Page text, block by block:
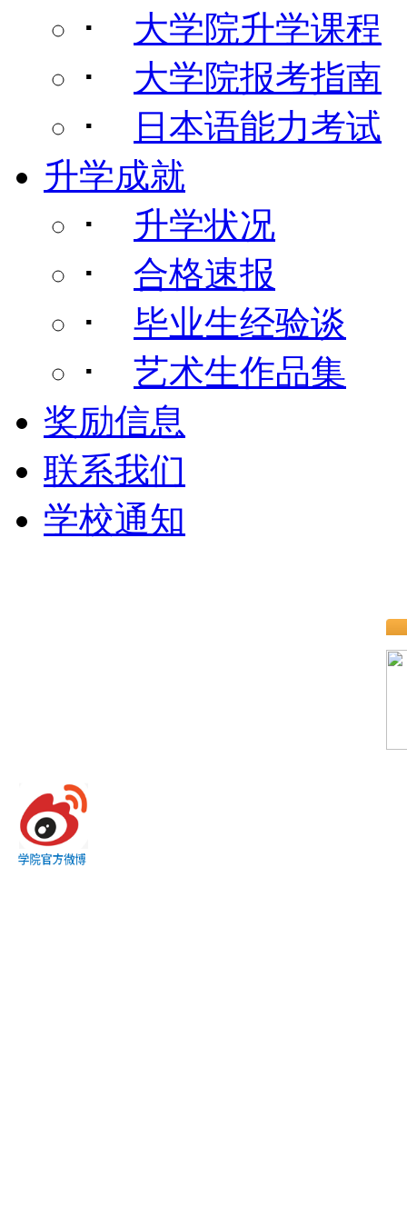
･ 大学院升学课程
･ 大学院报考指南
･
日本语能力考试
升学成就
･ 升学状况
･ 合格速报
･ 毕业生经验谈
･ 艺术生作品集
奖励信息
联系我们
学校通知